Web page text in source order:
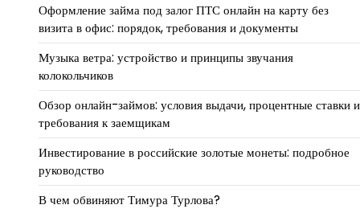
Оформление займа под залог ПТС онлайн на карту без
визита в офис: порядок, требования и документы
Музыка ветра: устройство и принципы звучания
колокольчиков
Обзор онлайн-займов: условия выдачи, процентные ставки и
требования к заемщикам
Инвестирование в российские золотые монеты: подробное
руководство
В чем обвиняют Тимура Турлова?